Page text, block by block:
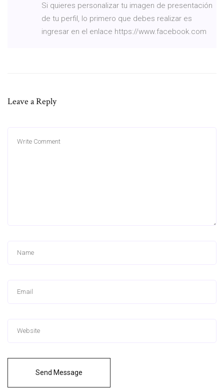
Si quieres personalizar tu imagen de presentación
de tu perfil, lo primero que debes realizar es
ingresar en el enlace https://www.facebook.com
Leave a Reply
Send Message